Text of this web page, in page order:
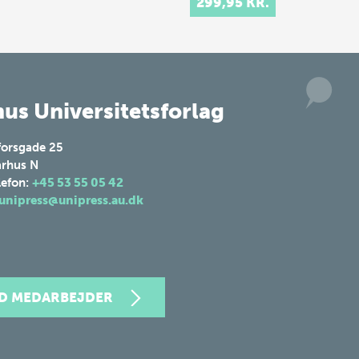
gobeliner,…
Universitetsforlag
25
N
+45 53 55 05 42
unipress@unipress.au.dk
MEDARBEJDER